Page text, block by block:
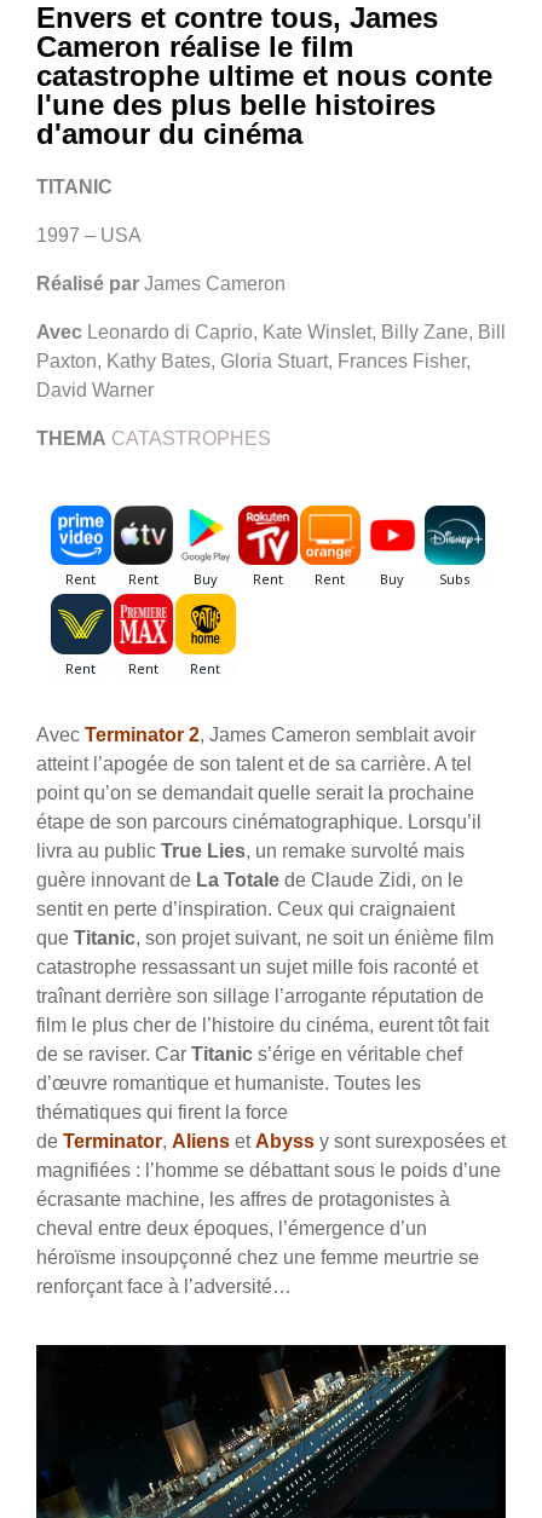
Envers et contre tous, James
Cameron réalise le film
catastrophe ultime et nous conte
l'une des plus belle histoires
d'amour du cinéma
TITANIC
1997 – USA
Réalisé par James Cameron
Avec Leonardo di Caprio, Kate Winslet, Billy Zane, Bill
Paxton, Kathy Bates, Gloria Stuart, Frances Fisher,
David Warner
THEMA CATASTROPHES
Avec Terminator 2, James Cameron semblait avoir
atteint l’apogée de son talent et de sa carrière. A tel
point qu’on se demandait quelle serait la prochaine
étape de son parcours cinématographique. Lorsqu’il
livra au public True Lies, un remake survolté mais
guère innovant de La Totale de Claude Zidi, on le
sentit en perte d’inspiration. Ceux qui craignaient
que Titanic, son projet suivant, ne soit un énième film
catastrophe ressassant un sujet mille fois raconté et
traînant derrière son sillage l’arrogante réputation de
film le plus cher de l’histoire du cinéma, eurent tôt fait
de se raviser. Car Titanic s’érige en véritable chef
d’œuvre romantique et humaniste. Toutes les
thématiques qui firent la force
de Terminator, Aliens etAbyss y sont surexposées et
magnifiées : l’homme se débattant sous le poids d’une
écrasante machine, les affres de protagonistes à
cheval entre deux époques, l’émergence d’un
héroïsme insoupçonné chez une femme meurtrie se
renforçant face à l’adversité…